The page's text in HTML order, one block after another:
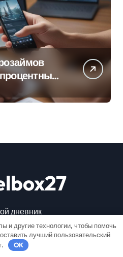
дневник
и другие технологии, чтобы помочь
лучший пользовательский
OK